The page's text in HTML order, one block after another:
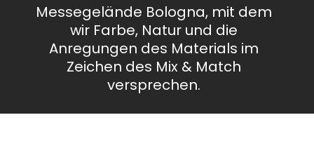
Messegelände Bologna, mit dem
wir Farbe, Natur und die
Anregungen des Materials im
Zeichen des Mix & Match
versprechen.